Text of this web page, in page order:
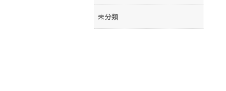
未分類